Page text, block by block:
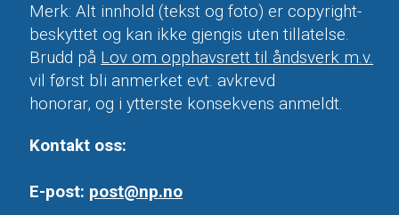
Merk: Alt innhold (tekst og foto) er copyright-
beskyttet og kan ikke gjengis uten tillatelse.
Brudd på Lov om opphavsrett til åndsverk m.v.
vil først bli anmerket evt. avkrevd
honorar, og i ytterste konsekvens anmeldt.
Kontakt oss:
E-post: post@np.no